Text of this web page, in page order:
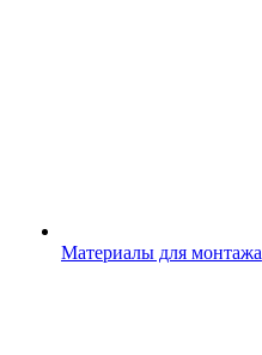
Материалы для монтажа